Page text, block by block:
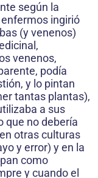
según la
ingirió
(y venenos)
venenos,
podía
y lo pintan
tantas plantas),
a sus
que no debería
otras culturas
y error) y en la
como
y cuando el